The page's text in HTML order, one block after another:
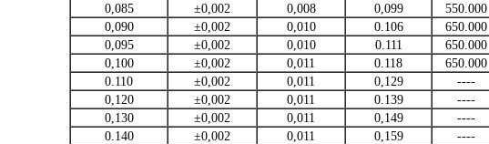
0,085
±0,002 0,008 0,099 550.000
0,090
±0,002 0,010 0.106 650.000
0,095
±0,002 0,010 0.111 650.000
0,100
±0,002 0,011 0.118 650.000
0.110
±0,002 0,011 0,129 ----
0,120
±0,002 0,011 0.139 ----
0,130
±0,002 0,011 0,149 ----
0.140
±0,002 0,011 0,159 ----